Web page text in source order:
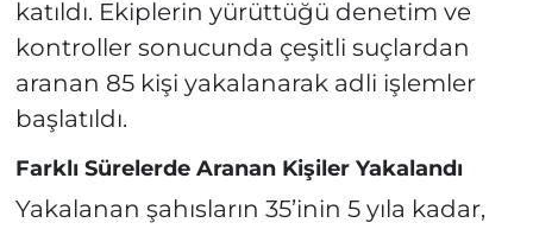
katıldı. Ekiplerin yürüttüğü denetim ve
kontroller sonucunda çeşitli suçlardan
aranan 85 kişi yakalanarak adli işlemler
başlatıldı.
Farklı Sürelerde Aranan Kişiler Yakalandı
Yakalanan şahısların 35’inin 5 yıla kadar,